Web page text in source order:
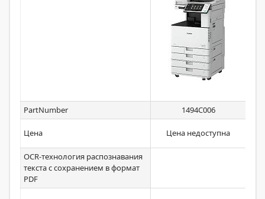
PartNumber 1494C006
Цена Цена недоступна
OCR-технология распознавания
текста с сохранением в формат
PDF